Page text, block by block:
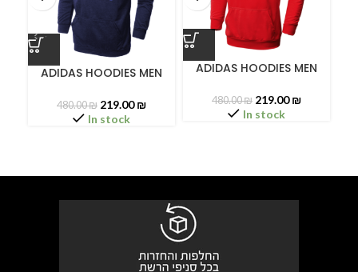
ADIDAS HOODIES MEN
480.00₪ 219.00₪
In stock
ADIDAS HOODIES MEN
480.00₪ 219.00₪
In stock